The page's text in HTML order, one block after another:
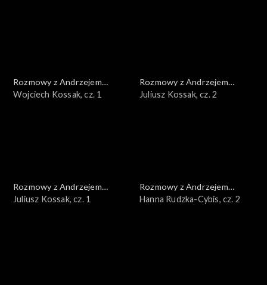
Rozmowy z Andrzejem
Doboszem
Wojciech Kossak, cz. 1
Rozmowy z Andrzejem
Doboszem
Juliusz Kossak, cz. 2
Rozmowy z Andrzejem
Doboszem
Juliusz Kossak, cz. 1
Rozmowy z Andrzejem
Doboszem
Hanna Rudzka-Cybis, cz. 2